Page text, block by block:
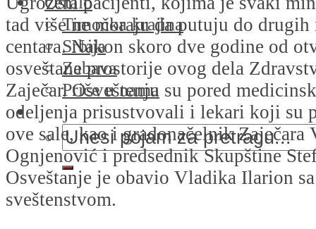
Timočka krajina
Srbija
Zabava
Priče u nama
tad više ne moraju da putuju do
centara. Nakon skoro dve godine od
osveštane prostorije ovog dela
Zaječar. Osveštenju su pored
odeljenja prisustvovali i lekari koji su
ove sale, kao i gradonačelnik Zaječara
Ognjenović i predsednik Skupštine
Osveštanje je obavio Vladika Ilarion
sveštenstvom.